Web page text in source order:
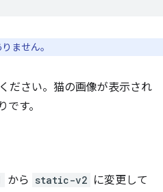
ません。
ださい。猫の画像が表示され
す。
から static-v2 に変更して